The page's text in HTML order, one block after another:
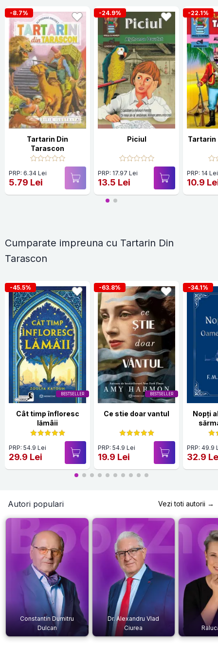
-8.7%
Tartarin Din
Tarascon
PRP: 6.34 Lei
5.79 Lei
-24.9%
Piciul
PRP: 17.97 Lei
13.5 Lei
-22.1%
Tartarin
PRP: 14 Lei
10.9
Cumparate impreuna cu Tartarin Din
Tarascon
BESTSELLER
-45.5%
Cât timp înfloresc
lămâii
PRP: 54.9 Lei
29.9 Lei
BESTSELLER
-63.8%
Ce stie doar vantul
PRP: 54.9 Lei
19.9 Lei
-34.1%
Nopți
PRP: 49.9
32.9
Autori populari Vezi toti autorii →
Constantin Dumitru
Dulcan
Dr. Alexandru Vlad
Ciurea